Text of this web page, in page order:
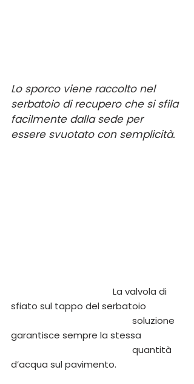
Lo sporco viene raccolto nel
serbatoio di recupero che si sfila
facilmente dalla sede per
essere svuotato con semplicità.
La valvola di
sfiato sul tappo del serbatoio
garantisce sempre la stessa
d’acqua sul pavimento.